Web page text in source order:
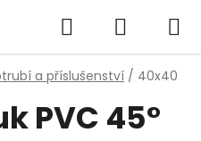
Hledat
KOŠÍK
a příslušenství / 40x40
PVC 45°